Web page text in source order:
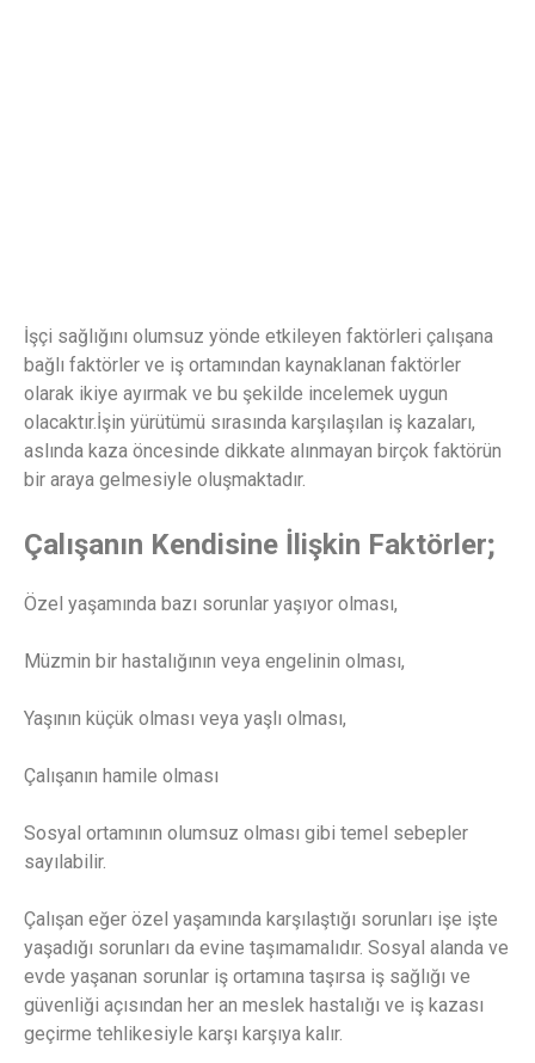
İşçi sağlığını olumsuz yönde etkileyen faktörleri çalışana
bağlı faktörler ve iş ortamından kaynaklanan faktörler
olarak ikiye ayırmak ve bu şekilde incelemek uygun
olacaktır.İşin yürütümü sırasında karşılaşılan iş kazaları,
aslında kaza öncesinde dikkate alınmayan birçok faktörün
bir araya gelmesiyle oluşmaktadır.
Çalışanın Kendisine İlişkin Faktörler;
Özel yaşamında bazı sorunlar yaşıyor olması,
Müzmin bir hastalığının veya engelinin olması,
Yaşının küçük olması veya yaşlı olması,
Çalışanın hamile olması
Sosyal ortamının olumsuz olması gibi temel sebepler
sayılabilir.
Çalışan eğer özel yaşamında karşılaştığı sorunları işe işte
yaşadığı sorunları da evine taşımamalıdır. Sosyal alanda ve
evde yaşanan sorunlar iş ortamına taşırsa iş sağlığı ve
güvenliği açısından her an meslek hastalığı ve iş kazası
geçirme tehlikesiyle karşı karşıya kalır.